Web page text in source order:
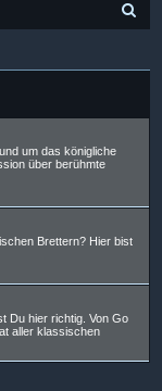
um das königliche
über berühmte
Brettern? Hier bist
Du hier richtig. Von Go
aller klassischen